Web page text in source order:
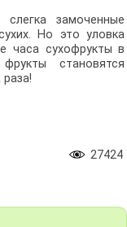
замоченные
Но это уловка
часа сухофрукты в
становятся
27424